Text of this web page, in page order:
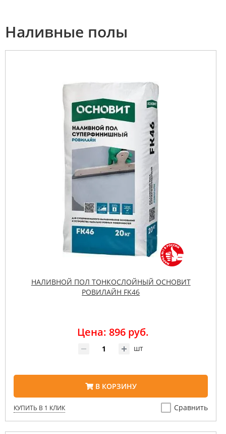
Наливные полы
НАЛИВНОЙ ПОЛ ТОНКОСЛОЙНЫЙ ОСНОВИТ
РОВИЛАЙН FK46
Цена: 896 руб.
шт
В КОРЗИНУ
КУПИТЬ В 1 КЛИК Сравнить